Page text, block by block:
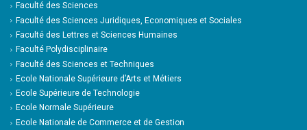
Faculté des Sciences
Faculté des Sciences Juridiques, Economiques et Sociales
Faculté des Lettres et Sciences Humaines
Faculté Polydisciplinaire
Faculté des Sciences et Techniques
Ecole Nationale Supérieure d’Arts et Métiers
Ecole Supérieure de Technologie
Ecole Normale Supérieure
Ecole Nationale de Commerce et de Gestion